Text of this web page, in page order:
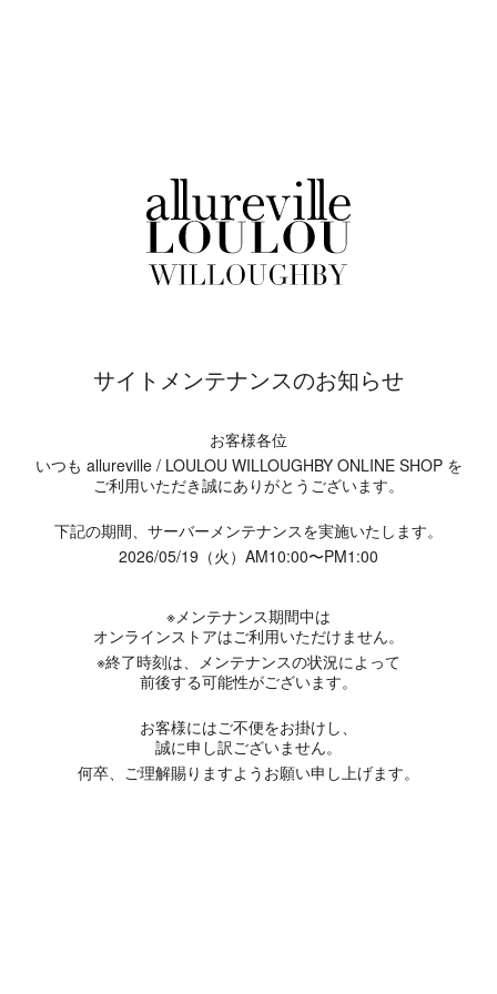
サイトメンテナンスのお知らせ
お客様各位
いつも allureville / LOULOU WILLOUGHBY ONLINE SHOP を
ご利用いただき誠にありがとうございます。
下記の期間、サーバーメンテナンスを実施いたします。
2026/05/19（火）AM10:00〜PM1:00
※メンテナンス期間中は
オンラインストアはご利用いただけません。
※終了時刻は、メンテナンスの状況によって
前後する可能性がございます。
お客様にはご不便をお掛けし、
誠に申し訳ございません。
何卒、ご理解賜りますようお願い申し上げます。